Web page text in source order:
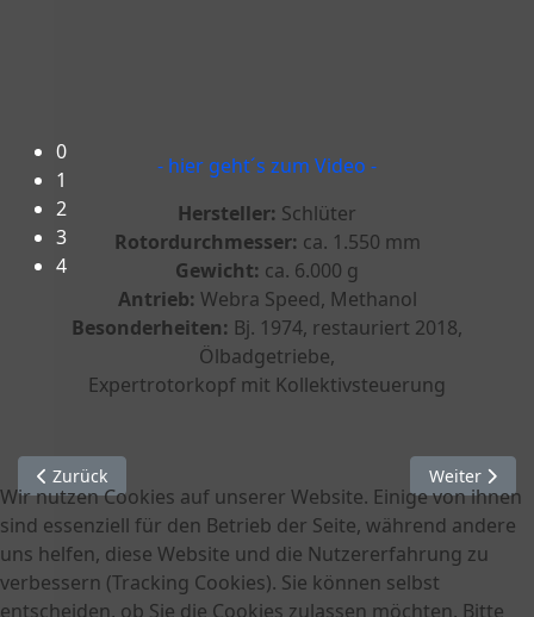
0
1
2
3
4
- hier geht´s zum Video -
Hersteller: Schlüter
Rotordurchmesser: ca. 1.550 mm
Gewicht: ca. 6.000 g
Antrieb: Webra Speed, Methanol
Besonderheiten: Bj. 1974, restauriert 2018,
Ölbadgetriebe,
Expertrotorkopf mit Kollektivsteuerung
Vorheriger Beitrag: Bell 222 - Airwolf
Zurück Nächster
Weiter
Wir nutzen Cookies auf unserer Website. Einige von ihnen
sind essenziell für den Betrieb der Seite, während andere
uns helfen, diese Website und die Nutzererfahrung zu
verbessern (Tracking Cookies). Sie können selbst
entscheiden, ob Sie die Cookies zulassen möchten. Bitte